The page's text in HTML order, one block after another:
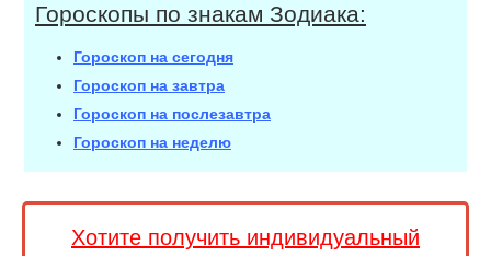
Гороскопы по знакам Зодиака:
Гороскоп на сегодня
Гороскоп на завтра
Гороскоп на послезавтра
Гороскоп на неделю
Хотите получить индивидуальный